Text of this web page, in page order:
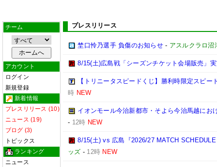
チーム
アカウント
ログイン
新規登録
新着情報
プレスリリース (10)
ニュース (19)
ブログ (3)
トピックス
ランキング
ニュース
プレスリリース
埜口怜乃選手 負傷のお知らせ - アスルクラロ沼
8/15(土)広島戦「シーズンチケット会場販売」
【トリニータスピードくじ】勝利時限定スピー
時 NEW
イオンモール今治新都市・そよら今治馬越にお
- 12時 NEW
8/15(土) vs 広島『2026/27 MATCH
ッズ - 12時 NEW